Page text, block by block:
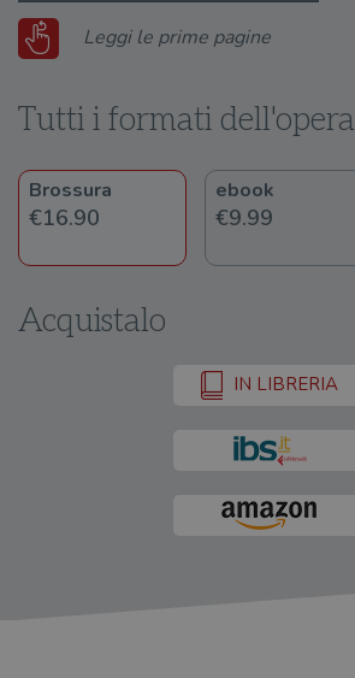
Leggi le prime pagine
Tutti i formati dell'opera
Brossura
€16.90
ebook
€9.99
Acquistalo
IN LIBRERIA